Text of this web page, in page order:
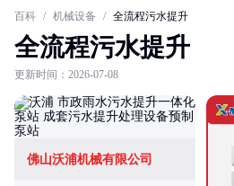
百科 / 机械设备 / 全流程污水提升
全流程污水提升
更新时间：2026-07-08
佛山沃浦机械有限公司